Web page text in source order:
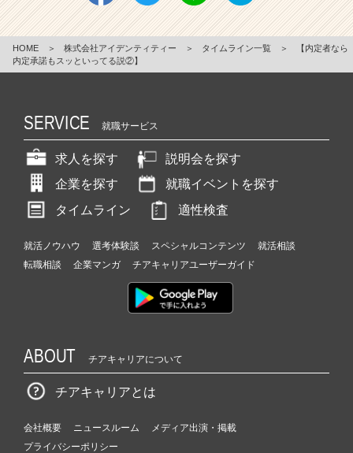
HOME ＞ 株式会社アイデンティティー ＞ タイムライン一覧 ＞
【内定者なら
内定承諾もスッといってる説②】
SERVICE 就職サービス
求人を探す
説明会を探す
企業を探す
就職イベントを探す
タイムライン
適性検査
就活ノウハウ 選考体験談 スペシャルコンテンツ
就活相談
転職相談
企業マンガ チアキャリアユーザーガイド
ABOUT チアキャリアについて
チアキャリアとは
会社概要 ニュースルーム
メディア出演・掲載
プライバシーポリシー